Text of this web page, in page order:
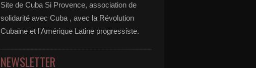
Site de Cuba Si Provence, association de
solidarité avec Cuba , avec la Révolution
Cubaine et l'Amérique Latine progressiste.
NEWSLETTER